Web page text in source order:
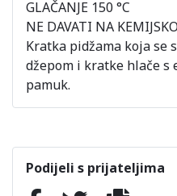
GLAČANJE 150 °C
NE DAVATI NA
Kratka pidžama koja se
džepom i kratke hlače
pamuk.
Podijeli s prijateljima